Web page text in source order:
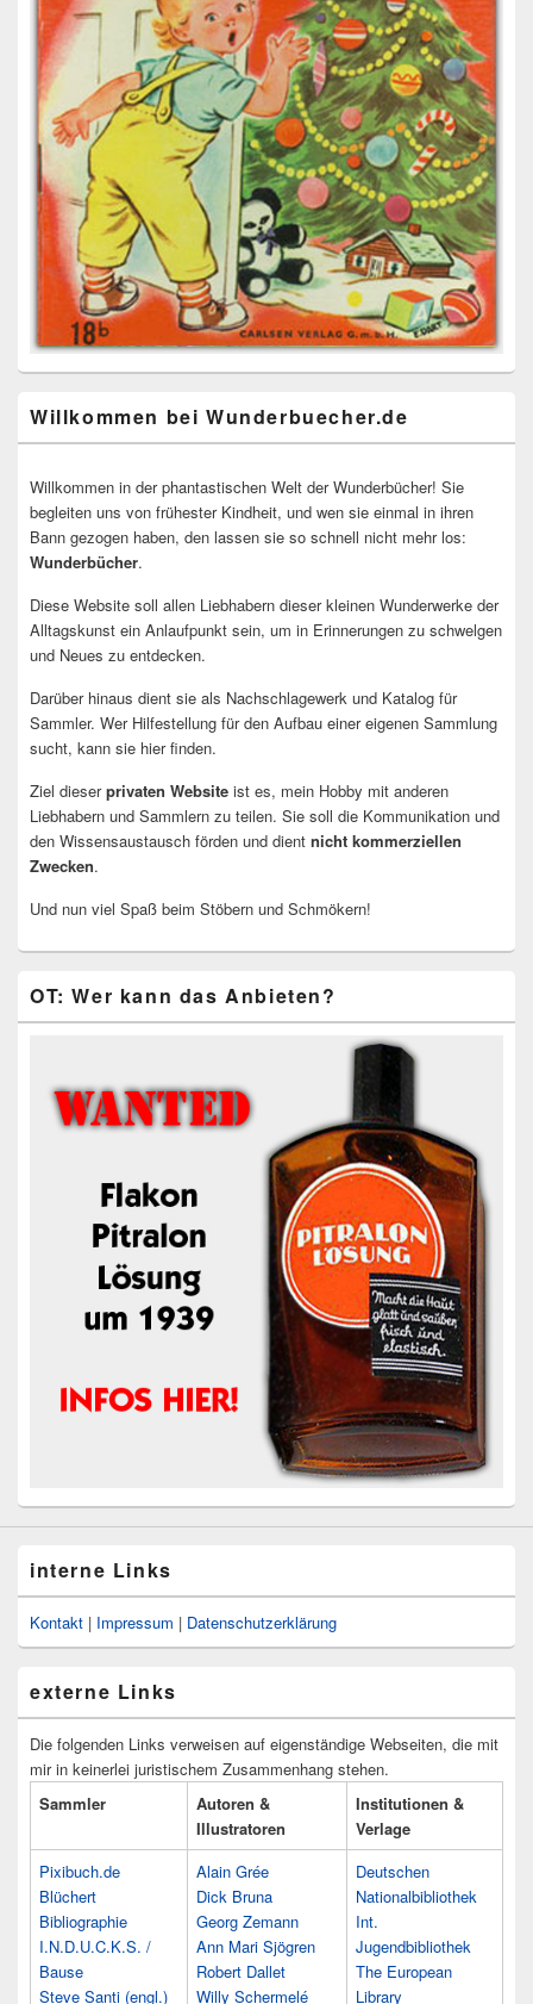
Willkommen bei Wunderbuecher.de
Willkommen in der phantastischen Welt der Wunderbücher! Sie
begleiten uns von frühester Kindheit, und wen sie einmal in ihren
Bann gezogen haben, den lassen sie so schnell nicht mehr los:
Wunderbücher.
Diese Website soll allen Liebhabern dieser kleinen Wunderwerke der
Alltagskunst ein Anlaufpunkt sein, um in Erinnerungen zu schwelgen
und Neues zu entdecken.
Darüber hinaus dient sie als Nachschlagewerk und Katalog für
Sammler. Wer Hilfestellung für den Aufbau einer eigenen Sammlung
sucht, kann sie hier finden.
Ziel dieserprivaten Website ist es, mein Hobby mit anderen
Liebhabern und Sammlern zu teilen. Sie soll die Kommunikation und
den Wissensaustausch förden und dient nicht kommerziellen
Zwecken.
Und nun viel Spaß beim Stöbern und Schmökern!
OT: Wer kann das Anbieten?
interne Links
Kontakt | Impressum | Datenschutzerklärung
externe Links
Die folgenden Links verweisen auf eigenständige Webseiten, die mit
mir in keinerlei juristischem Zusammenhang stehen.
Sammler
Autoren &
Illustratoren
Institutionen &
Verlage
Pixibuch.de
Blüchert
Bibliographie
I.N.D.U.C.K.S. /
Bause
Steve Santi (engl.)
Alain Grée
Dick Bruna
Georg Zemann
Ann Mari Sjögren
Robert Dallet
Willy Schermelé
Deutschen
Nationalbibliothek
Int.
Jugendbibliothek
The European
Library